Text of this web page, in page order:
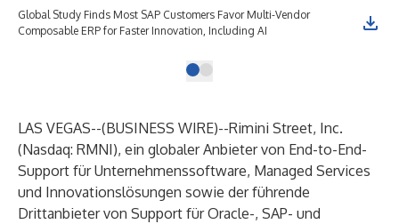
Global Study Finds Most SAP Customers Favor Multi-Vendor
Composable ERP for Faster Innovation, Including AI
LAS VEGAS--(BUSINESS WIRE)--Rimini Street, Inc.
(Nasdaq: RMNI), ein globaler Anbieter von End-to-End-
Support für Unternehmenssoftware, Managed Services
und Innovationslösungen sowie der führende
Drittanbieter von Support für Oracle-, SAP- und